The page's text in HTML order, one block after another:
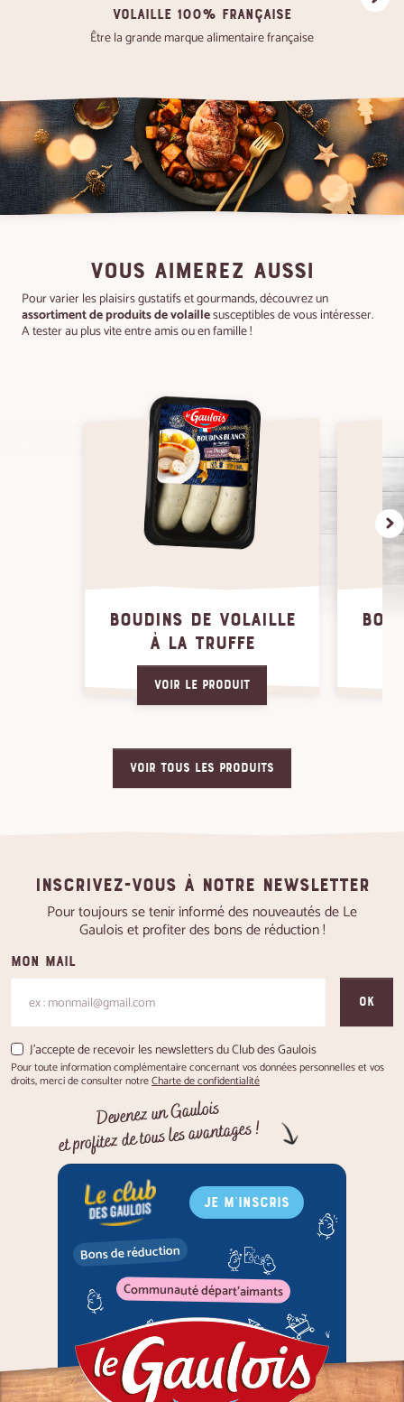
VOLAILLE 100% FRANÇAISE
Être la grande marque alimentaire française
VOUS AIMEREZ AUSSI
Pour varier les plaisirs gustatifs et gourmands, découvrez un
assortiment de produits de volaillesusceptibles de vous intéresser.
A tester au plus vite entre amis ou en famille !
BOUDINS DE VOLAILLE
À LA TRUFFE
Voir le produit
VOIR TOUS LES PRODUITS
Inscrivez-vous à notre newsletter
Pour toujours se tenir informé des nouveautés de Le
Gaulois et profiter des bons de réduction !
Mon mail
OK
J'accepte de recevoir les newsletters du Club des Gaulois
Pour toute information complémentaire concernant vos données personnelles et vos
droits, merci de consulter notreCharte de confidentialité
Devenez un Gaulois
et profitez de tous les avantages !
JE M'INSCRIS
Bons de réduction
Communauté départ'aimants